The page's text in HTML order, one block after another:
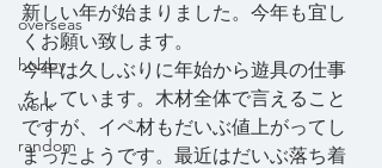
overseas
hobby
work
random
新しい年が始まりました。今年も宜し
くお願い致します。
今年は久しぶりに年始から遊具の仕事
をしています。木材全体で言えること
ですが、イペ材もだいぶ値上がってし
まったようです。最近はだいぶ落ち着